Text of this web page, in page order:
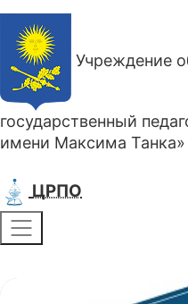
Учреждение
государственный
имени Максима Танка»
ЦРПО